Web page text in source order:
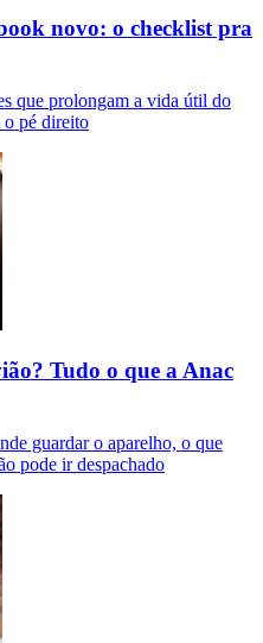
novo: o checklist pra
que prolongam a vida útil do
pé direito
Tudo o que a Anac
guardar o aparelho, o que
pode ir despachado